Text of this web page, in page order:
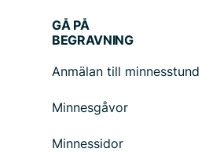
GÅ PÅ
BEGRAVNING
Anmälan till minnesstund
Minnesgåvor
Minnessidor